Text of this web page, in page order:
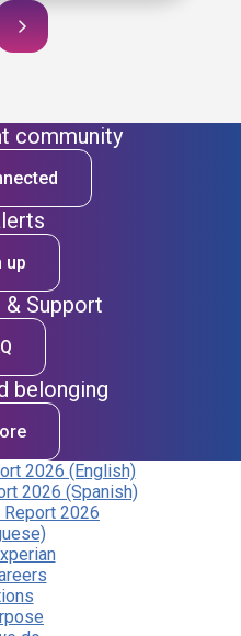
community
up
Support
belonging
2026 (English)
2026 (Spanish)
Report 2026